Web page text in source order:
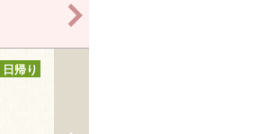
日帰り